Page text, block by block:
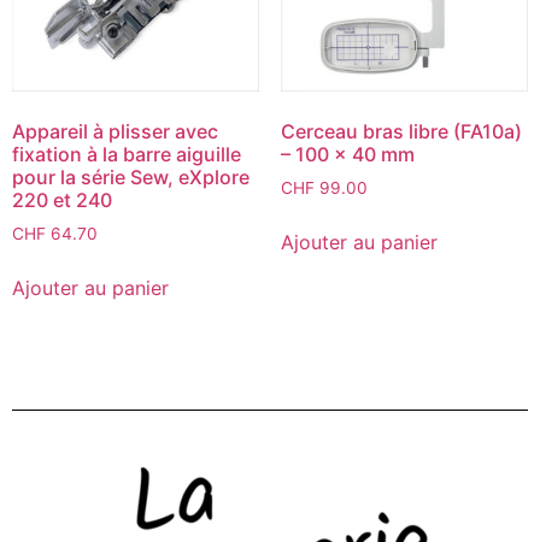
Appareil à plisser avec
fixation à la barre aiguille
pour la série Sew, eXplore
220 et 240
CHF 64.70
Ajouter au panier
Cerceau bras libre (FA10a)
– 100 x 40 mm
CHF99.00
Ajouter au panier